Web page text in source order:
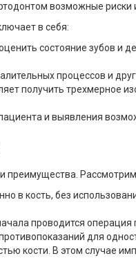
возможные риски
в себя:
состояние зубов и
процессов и
получить трехмерное
и выявления
преимущества.
в кость, без
проводится
для
кости. В этом случае